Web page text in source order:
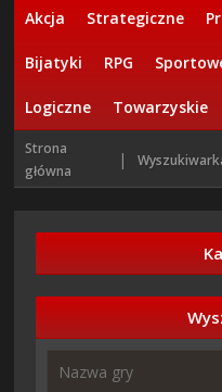
Akcja Strategiczne
Bijatyki RPG
Logiczne Towarzyskie
Strona
główna
|